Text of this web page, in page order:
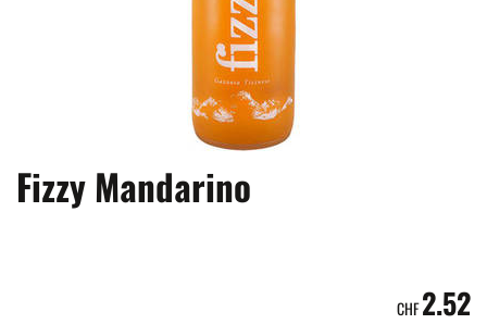
Fizzy Mandarino
CHF2.52